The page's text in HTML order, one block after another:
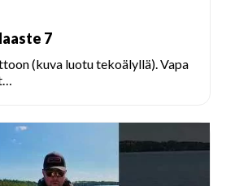
7
(kuva luotu tekoälyllä). Vapa